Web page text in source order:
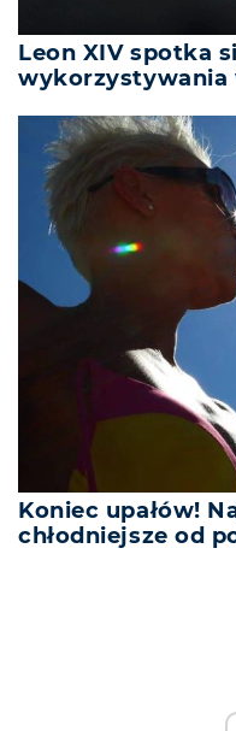
Leon XIV spotka
wykorzystywania
Koniec upałów!
chłodniejsze od